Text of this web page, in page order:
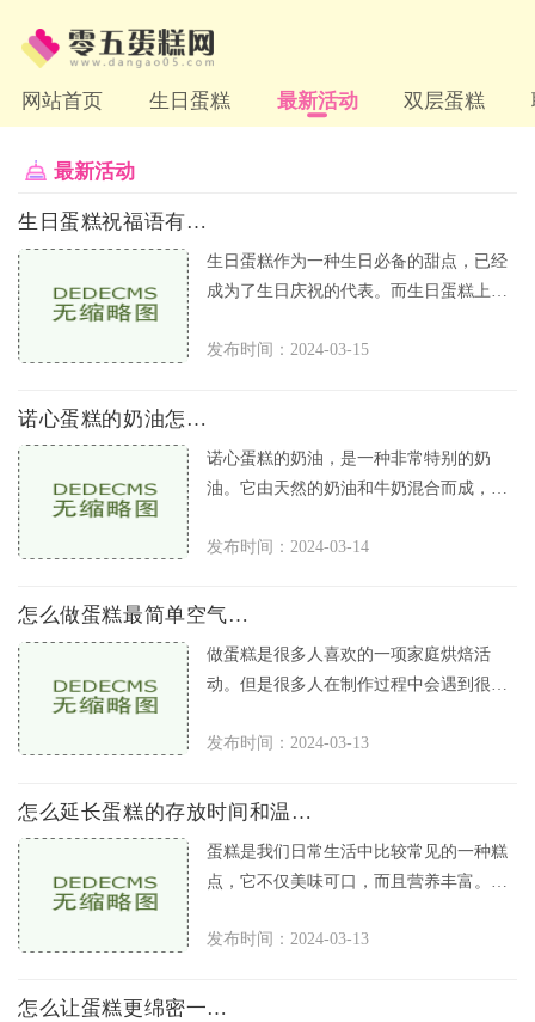
网站首页 生日蛋糕 最新活动 双层蛋糕
最新活动
生日蛋糕祝福语有哪些
生日蛋糕作为一种生日必备的甜点，已经
成为了生日庆祝的代表。而生日蛋糕上面
更有气氛。生日蛋糕上应该写什
发布时间：2024-03-15
诺心蛋糕的奶油怎么样
诺心蛋糕的奶油，是一种非常特别的奶
油。它由天然的奶油和牛奶混合而成，口
材料。在经历多年的不断创新和改
发布时间：2024-03-14
怎么做蛋糕最简单空气炸锅
做蛋糕是很多人喜欢的一项家庭烘焙活
动。但是很多人在制作过程中会遇到很多
现烘烤不均匀等。那么有没有一种
发布时间：2024-03-13
怎么延长蛋糕的存放时间和温度呢
蛋糕是我们日常生活中比较常见的一种糕
点，它不仅美味可口，而且营养丰富。但
必须要注意的问题。如果保存得
发布时间：2024-03-13
怎么让蛋糕更绵密一些呢